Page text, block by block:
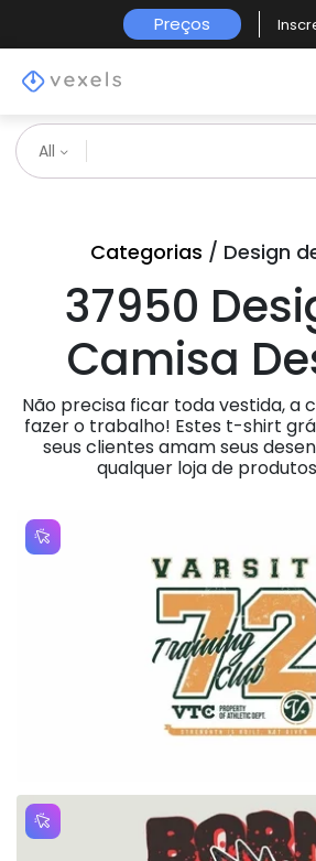
Preços
All
Categorias / Design
37950
Camisa
Não precisa ficar toda vestida, a
fazer o trabalho! Estes t-shirt
seus clientes amam seus
qualquer loja de